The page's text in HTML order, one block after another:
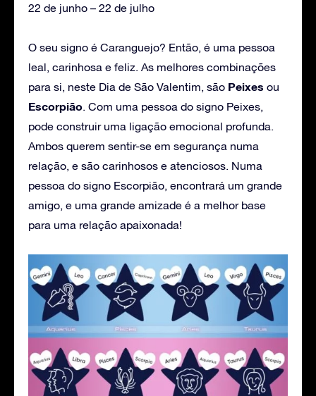
22 de junho – 22 de julho
O seu signo é Caranguejo? Então, é uma pessoa
leal, carinhosa e feliz. As melhores combinações
para si, neste Dia de São Valentim, são Peixes ou
Escorpião. Com uma pessoa do signo Peixes,
pode construir uma ligação emocional profunda.
Ambos querem sentir-se em segurança numa
relação, e são carinhosos e atenciosos. Numa
pessoa do signo Escorpião, encontrará um grande
amigo, e uma grande amizade é a melhor base
para uma relação apaixonada!